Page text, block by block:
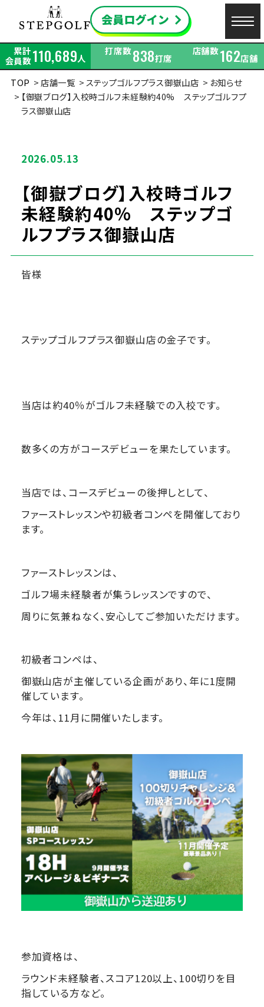
累計
会員数110,689人
打席数838打席
店舗数162店舗
TOP
店舗一覧 ステップゴルフプラス御嶽山店
お知らせ
【御嶽ブログ】入校時ゴルフ未経験約40% ステップゴルフプ
ラス御嶽山店
2026.05.13
【御嶽ブログ】入校時ゴルフ
未経験約40% ステップゴ
ルフプラス御嶽山店
皆様
ステップゴルフプラス御嶽山店の金子です。
当店は約40％がゴルフ未経験での入校です。
数多くの方がコースデビューを果たしています。
当店では、コースデビューの後押しとして、
ファーストレッスンや初級者コンペを開催しており
ます。
ファーストレッスンは、
ゴルフ場未経験者が集うレッスンですので、
周りに気兼ねなく、安心してご参加いただけます。
初級者コンペは、
御嶽山店が主催している企画があり、年に1度開
催しています。
今年は、11月に開催いたします。
参加資格は、
ラウンド未経験者、スコア120以上、100切りを目
指している方など。